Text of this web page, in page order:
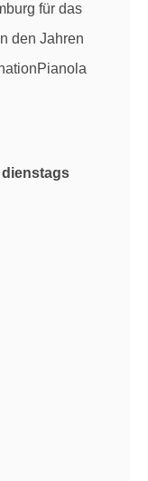
für das
den Jahren
dienstags